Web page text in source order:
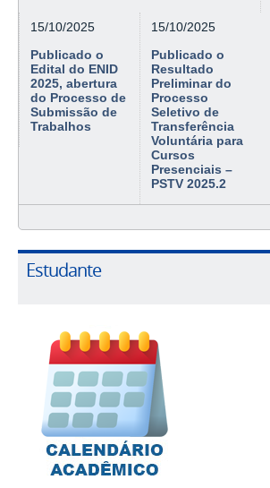
15/10/2025
Publicado o
Edital do ENID
2025, abertura
do Processo de
Submissão de
Trabalhos
15/10/2025
Publicado o
Resultado
Preliminar do
Processo
Seletivo de
Transferência
Voluntária para
Cursos
Presenciais –
PSTV 2025.2
Estudante